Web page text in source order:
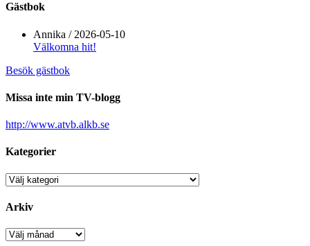
Gästbok
Annika / 2026-05-10
Välkomna hit!
Besök gästbok
Missa inte min TV-blogg
http://www.atvb.alkb.se
Kategorier
Kategorier
Arkiv
Arkiv